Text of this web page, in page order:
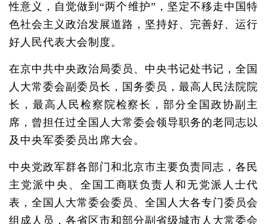
性意义，自觉做到“两个维护”，坚定不移走中国特
色社会主义政治发展道路，坚持好、完善好、运行
好人民代表大会制度。
在京中共中央政治局委员、中央书记处书记，全国
人大常委会副委员长，国务委员，最高人民法院院
长，最高人民检察院检察长，部分全国政协副主
席，曾担任过全国人大常委会领导职务的老同志以
及中央军委委员出席大会。
中央党政军群各部门和北京市主要负责同志，各民
主党派中央、全国工商联负责人和无党派人士代
表，全国人大常委会委员、全国人大各专门委员会
组成人员，各省区市和部分副省级城市人大常委会